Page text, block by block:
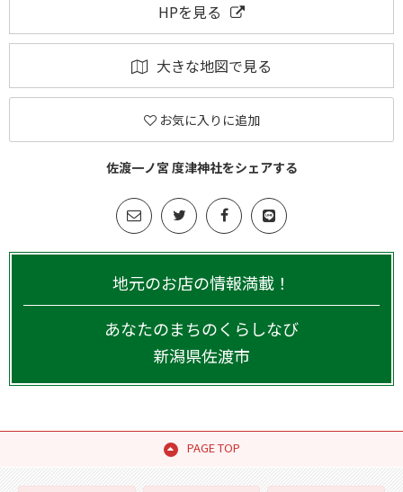
HPを見る
大きな地図で見る
お気に入りに追加
佐渡一ノ宮 度津神社をシェアする
地元のお店の情報満載！
あなたのまちのくらしなび
新潟県佐渡市
PAGE TOP